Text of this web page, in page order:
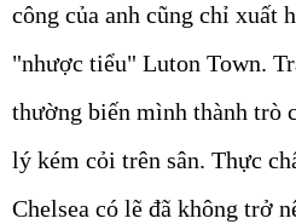
công của anh cũng chỉ xuất
"nhược tiểu" Luton Town.
thường biến mình thành trò
lý kém cỏi trên sân. Thực
Chelsea có lẽ đã không trở